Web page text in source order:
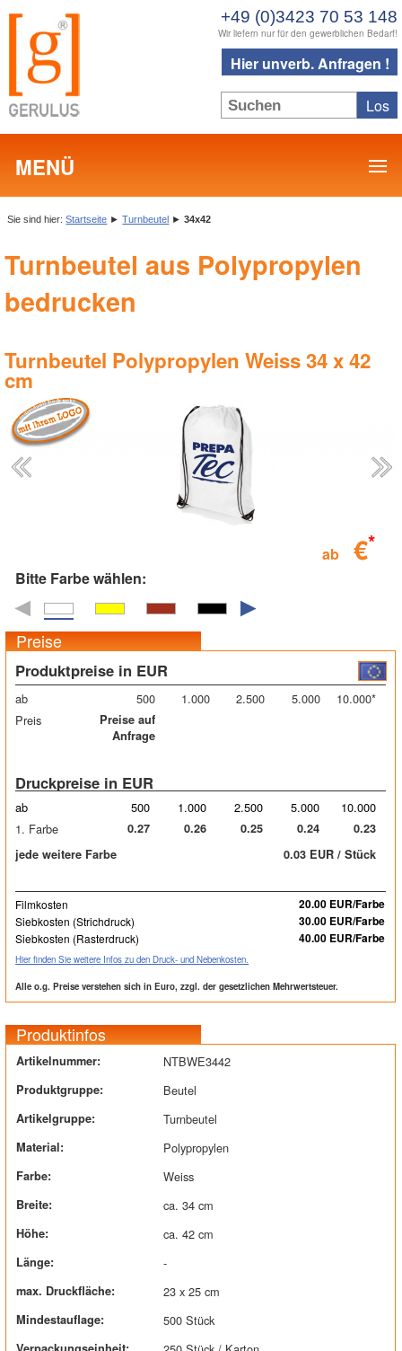
+49 (0)3423 70 53 148
Wir liefern nur für den gewerblichen Bedarf!
Hier unverb. Anfragen !
MENÜ
Sie sind hier:Startseite ►Turnbeutel ►34x42
Turnbeutel aus Polypropylen
bedrucken
Turnbeutel Polypropylen Weiss 34 x 42
cm
ab €*
Bitte Farbe wählen:
Preise
Produktpreise in EUR
ab 500 1.000 2.500 5.000
10.000*
Preis
Preise auf
Anfrage
Druckpreise in EUR
ab 500 1.000 2.500 5.000
10.000
1. Farbe
0.27 0.26 0.25 0.24
0.23
jede weitere Farbe
0.03 EUR / Stück
Filmkosten
20.00 EUR/Farbe
Siebkosten (Strichdruck)
30.00 EUR/Farbe
Siebkosten (Rasterdruck)
40.00 EUR/Farbe
Hier finden Sie weitere Infos zu den Druck- und Nebenkosten.
Alle o.g. Preise verstehen sich in Euro, zzgl. der gesetzlichen Mehrwertsteuer.
Produktinfos
Artikelnummer: NTBWE3442
Produktgruppe: Beutel
Artikelgruppe: Turnbeutel
Material: Polypropylen
Farbe: Weiss
Breite: ca. 34 cm
Höhe: ca. 42 cm
Länge: -
max. Druckfläche: 23 x 25 cm
Mindestauflage: 500 Stück